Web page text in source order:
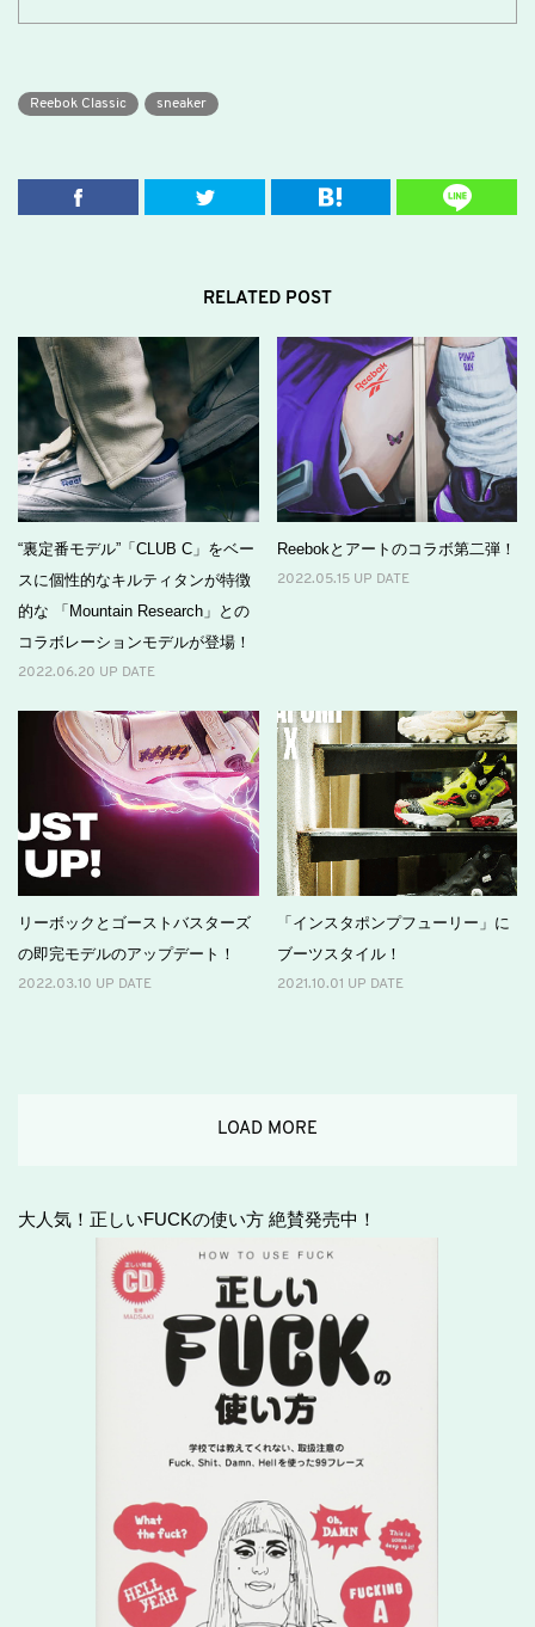
Reebok Classic sneaker
RELATED POST
“裏定番モデル”「CLUB C」をベー
スに個性的なキルティタンが特徴
的な 「Mountain Research」との
コラボレーションモデルが登場！
2022.06.20 UP DATE
Reebokとアートのコラボ第二弾！
2022.05.15 UP DATE
リーボックとゴーストバスターズ
の即完モデルのアップデート！
2022.03.10 UP DATE
「インスタポンプフューリー」に
ブーツスタイル！
2021.10.01 UP DATE
LOAD MORE
大人気！正しいFUCKの使い方 絶賛発売中！